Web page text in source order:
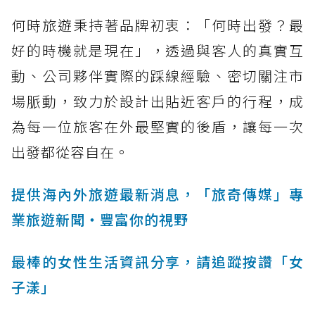
何時旅遊秉持著品牌初衷：「何時出發？最
好的時機就是現在」，透過與客人的真實互
動、公司夥伴實際的踩線經驗、密切關注市
場脈動，致力於設計出貼近客戶的行程，成
為每一位旅客在外最堅實的後盾，讓每一次
出發都從容自在。
提供海內外旅遊最新消息，「旅奇傳媒」專
業旅遊新聞‧豐富你的視野
最棒的女性生活資訊分享，請追蹤按讚「女
子漾」